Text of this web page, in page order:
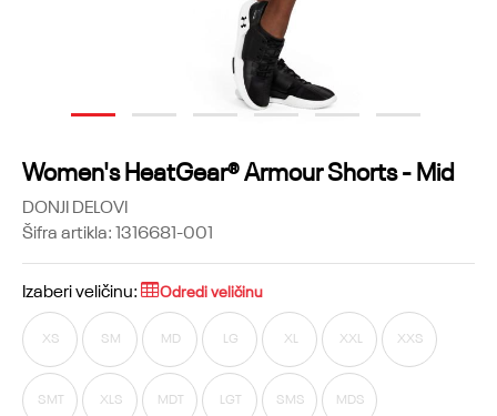
1 2 3 4 5 6
Women's HeatGear® Armour Shorts - Mid
DONJI DELOVI
Šifra artikla:1316681-001
Izaberi veličinu: Odredi veličinu
XS SM MD LG XL XXL XXS
SMT XLS MDT LGT SMS MDS